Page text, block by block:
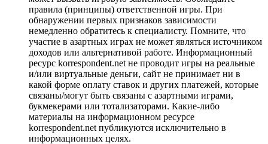
правила (принципы) ответственной игры. При
обнаружении первых признаков зависимости
немедленно обратитесь к специалисту. Помните, что
участие в азартных играх не может являться источником
доходов или альтернативой работе. Информационный
ресурс korrespondent.net не проводит игры на реальные
и/или виртуальные деньги, сайт не принимает ни в
какой форме оплату ставок и других платежей, которые
связаны/могут быть связаны с азартными играми,
букмекерами или тотализаторами. Какие-либо
материалы на информационном ресурсе
korrespondent.net публикуются исключительно в
информационных целях.